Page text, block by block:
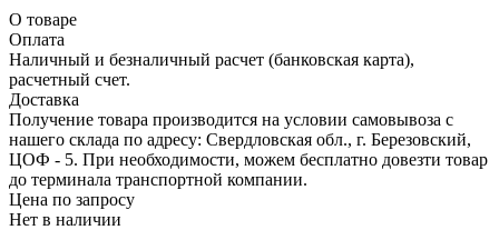
О товаре
Оплата
Наличный и безналичный расчет (банковская карта),
расчетный счет.
Доставка
Получение товара производится на условии самовывоза с
нашего склада по адресу: Свердловская обл., г. Березовский,
ЦОФ - 5. При необходимости, можем бесплатно довезти товар
до терминала транспортной компании.
Цена по запросу
Нет в наличии